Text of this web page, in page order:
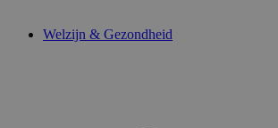
Welzijn & Gezondheid